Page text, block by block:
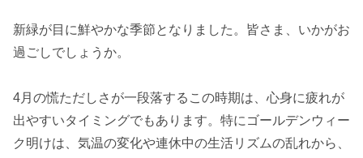
新緑が目に鮮やかな季節となりました。皆さま、いかがお
過ごしでしょうか。
4月の慌ただしさが一段落するこの時期は、心身に疲れが
出やすいタイミングでもあります。特にゴールデンウィー
ク明けは、気温の変化や連休中の生活リズムの乱れから、